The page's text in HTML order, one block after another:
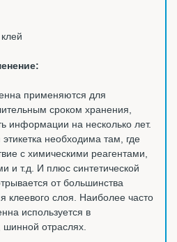
применяются для
сроком хранения,
информации на несколько лет.
необходима там, где
с химическими реагентами,
и т.д. И плюс синтетической
от большинства
клеевого слоя. Наиболее часто
используется в
шинной отраслях.